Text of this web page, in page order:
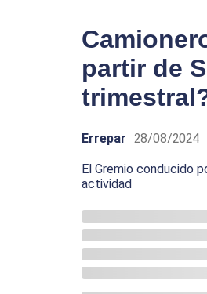
partir de
Errepar 28/08/2024
El Gremio conducido
actividad